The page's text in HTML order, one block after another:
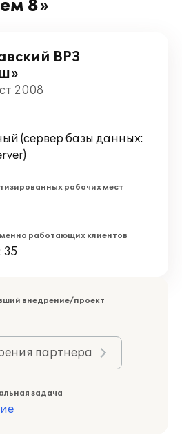
8»
ВРЗ
2008
(сервер базы данных:
рабочих мест
работающих клиентов
35
внедрение/проект
партнера
задача